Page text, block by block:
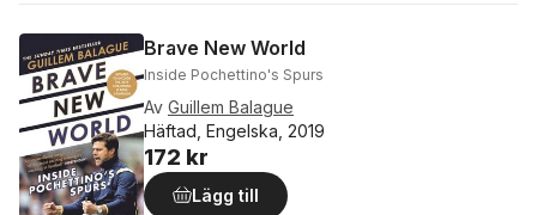
Brave New World
Inside Pochettino's Spurs
Av Guillem Balague
Häftad, Engelska, 2019
172 kr
Lägg till